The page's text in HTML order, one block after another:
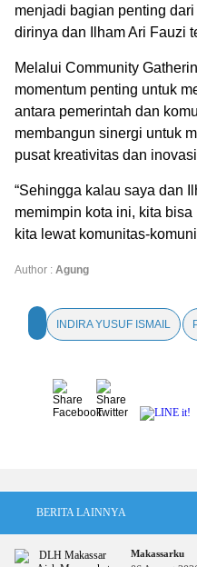
menjadi bagian penting
dirinya dan Ilham Ari Fauzi
Melalui Community
momentum penting untuk
antara pemerintah dan
membangun sinergi untuk
pusat kreativitas dan
“Sehingga kalau saya dan
memimpin kota ini, kita
kita lewat komunitas-
Author : Agung
INDIRA YUSUF ISMAIL
BERITA LAINNYA
Makassarku